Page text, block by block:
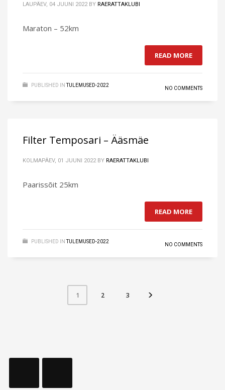
LAUPÄEV, 04 JUUNI 2022 BY RAERATTAKLUBI
Maraton – 52km
READ MORE
PUBLISHED IN TULEMUSED-2022
NO COMMENTS
Filter Temposari – Ääsmäe
KOLMAPÄEV, 01 JUUNI 2022 BY RAERATTAKLUBI
Paarissõit 25km
READ MORE
PUBLISHED IN TULEMUSED-2022
NO COMMENTS
1 2 3